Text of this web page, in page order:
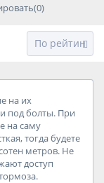
на их
под болты. При
на саму
тогда будете
метров. Не
доступ